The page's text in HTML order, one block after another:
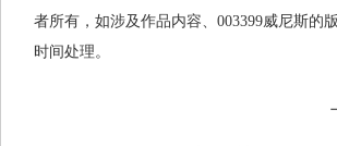
者所有，如涉及作品内容、003399威尼斯的
时间处理。